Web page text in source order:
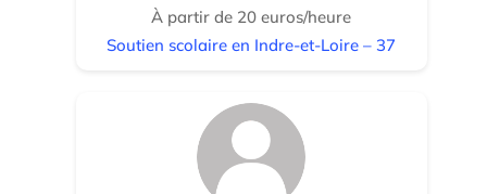
À partir de 20 euros/heure
Soutien scolaire en Indre-et-Loire – 37